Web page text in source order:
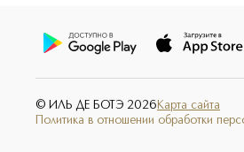
© ИЛЬ ДЕ БОТЭ 2026 Карта сайта
Политика в отношении обработки